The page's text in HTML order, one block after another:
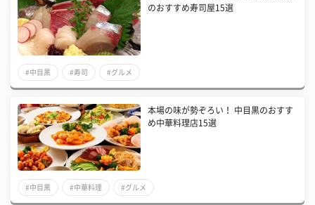
のおすすめ寿司屋15選
#中目黒 #寿司 #グルメ
本場の味が勢ぞろい！ 中目黒のおすす
め中華料理店15選
#中目黒 #中華料理 #グルメ